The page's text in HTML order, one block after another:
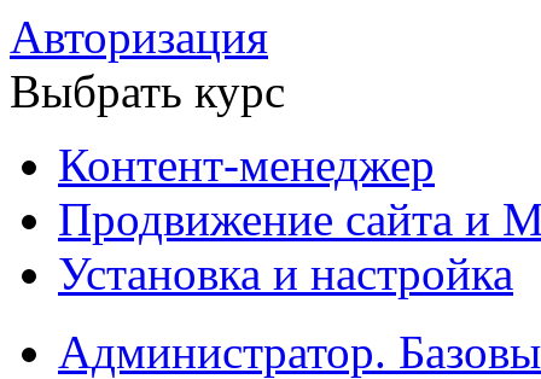
Авторизация
Выбрать курс
Контент-менеджер
Продвижение сайта и
Установка и настройка
Администратор.